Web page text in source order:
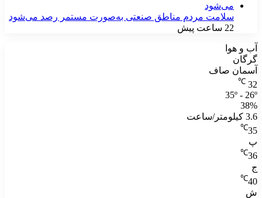
سلامت مردم مناطق صنعتی به‌صورت مستمر رصد می‌شود
22 ساعت پیش
آب و هوا
گرگان
آسمان صاف
32
℃
35º - 26º
38%
3.6 کیلومتر/ساعت
35
℃
پ
36
℃
ج
40
℃
ش